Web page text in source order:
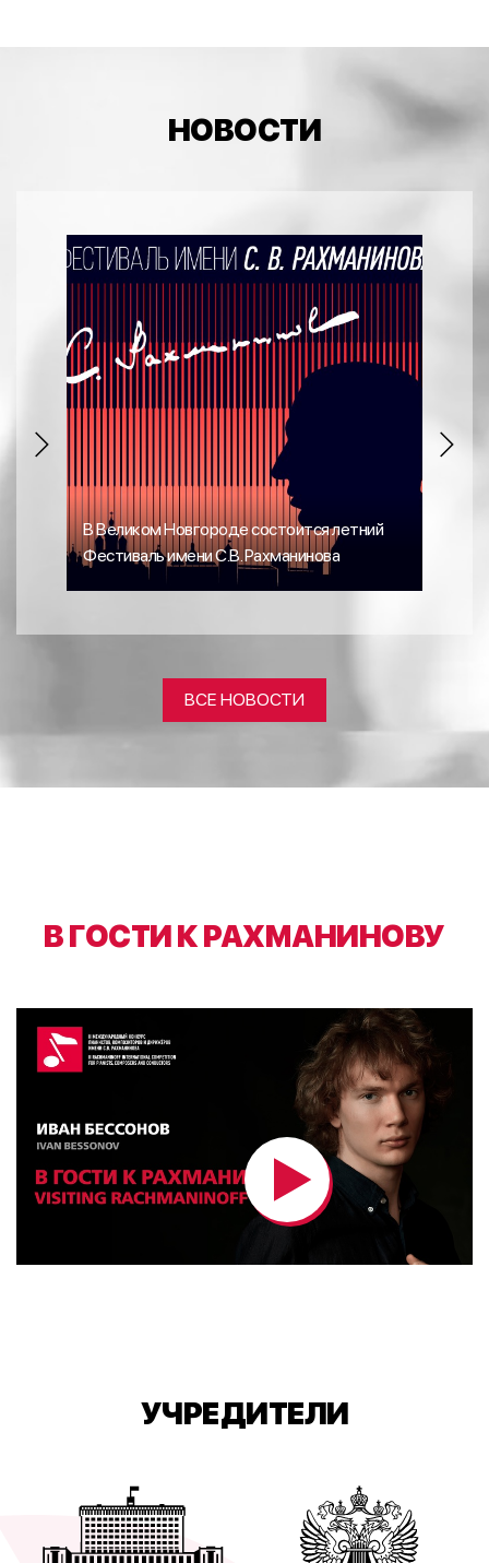
НОВОСТИ
В Великом Новгороде состоится летний
Фестиваль имени С.В. Рахманинова
ВСЕ НОВОСТИ
В ГОСТИ К РАХМАНИНОВУ
УЧРЕДИТЕЛИ